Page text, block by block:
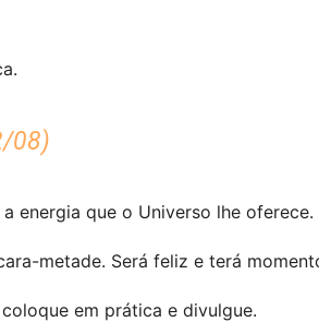
08)
energia que o Universo lhe oferece.
metade. Será feliz e terá
em prática e divulgue.